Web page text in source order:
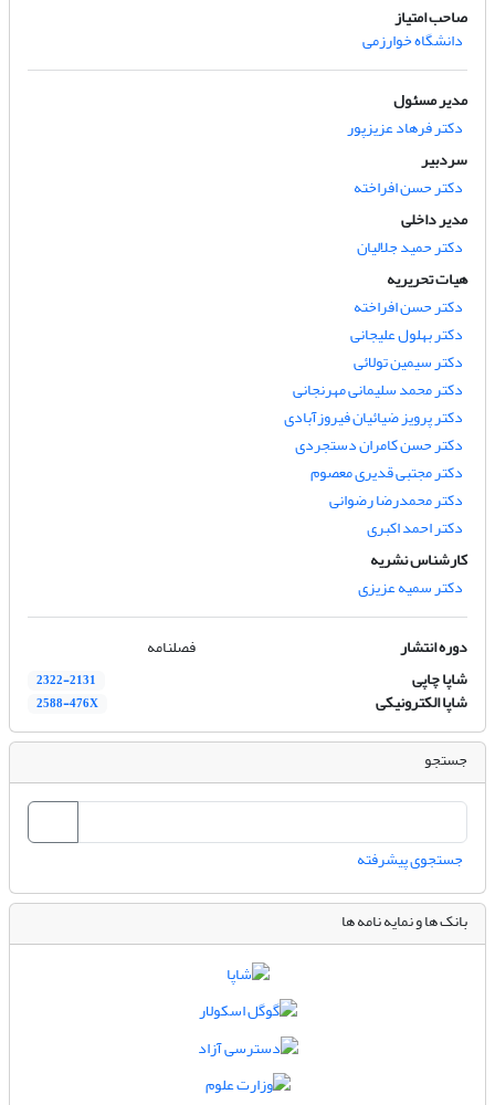
صاحب امتیاز
دانشگاه خوارزمی
مدیر مسئول
دکتر فرهاد عزیزپور
سردبیر
دکتر حسن افراخته
مدیر داخلی
دکتر حمید جلالیان
هیات تحریریه
دکتر حسن افراخته
دکتر بهلول علیجانی
دکتر سیمین تولائی
دکتر محمد سلیمانی مهرنجانی
دکتر پرویز ضیائیان فیروزآبادی
دکتر حسن کامران دستجردی
دکتر مجتبی قدیری معصوم
دکتر محمدرضا رضوانی
دکتر احمد اکبری
کارشناس نشریه
دکتر سمیه عزیزی
دوره انتشار
فصلنامه
شاپا چاپی
2322-2131
شاپا الکترونیکی 2588-476X
جستجو
جستجوی پیشرفته
بانک ها و نمایه نامه ها